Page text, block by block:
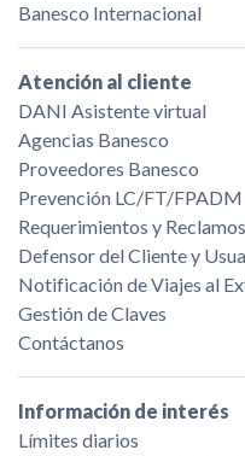
Banesco Internacional
Atención al cliente
DANI Asistente virtual
Agencias Banesco
Proveedores Banesco
Prevención LC/FT/FPADM
Requerimientos y Reclamos
Defensor del Cliente y
Notificación de Viajes al
Gestión de Claves
Contáctanos
Información de interés
Límites diarios